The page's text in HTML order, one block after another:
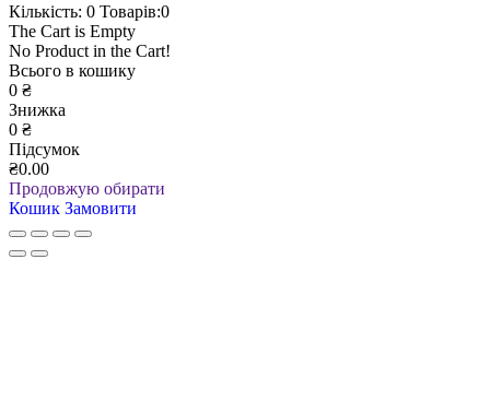
Кількість: 0 Товарів:0
The Cart is Empty
No Product in the Cart!
Всього в кошику
0 ₴
Знижка
0 ₴
Підсумок
₴0.00
Продовжую обирати
Кошик Замовити